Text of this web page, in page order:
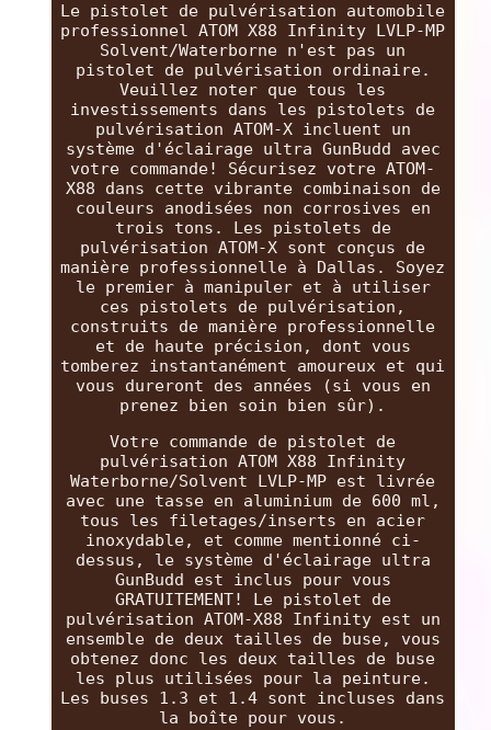
Le pistolet de pulvérisation automobile
professionnel ATOM X88 Infinity LVLP-MP
Solvent/Waterborne n'est pas un
pistolet de pulvérisation ordinaire.
Veuillez noter que tous les
investissements dans les pistolets de
pulvérisation ATOM-X incluent un
système d'éclairage ultra GunBudd avec
votre commande! Sécurisez votre ATOM-
X88 dans cette vibrante combinaison de
couleurs anodisées non corrosives en
trois tons. Les pistolets de
pulvérisation ATOM-X sont conçus de
manière professionnelle à Dallas. Soyez
le premier à manipuler et à utiliser
ces pistolets de pulvérisation,
construits de manière professionnelle
et de haute précision, dont vous
tomberez instantanément amoureux et qui
vous dureront des années (si vous en
prenez bien soin bien sûr).
Votre commande de pistolet de
pulvérisation ATOM X88 Infinity
Waterborne/Solvent LVLP-MP est livrée
avec une tasse en aluminium de 600 ml,
tous les filetages/inserts en acier
inoxydable, et comme mentionné ci-
dessus, le système d'éclairage ultra
GunBudd est inclus pour vous
GRATUITEMENT! Le pistolet de
pulvérisation ATOM-X88 Infinity est un
ensemble de deux tailles de buse, vous
obtenez donc les deux tailles de buse
les plus utilisées pour la peinture.
Les buses 1.3 et 1.4 sont incluses dans
la boîte pour vous.